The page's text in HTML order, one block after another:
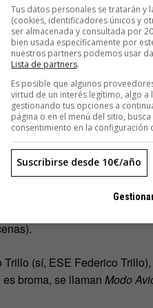
vuelven a encarnar
el Palacio de Deportes de
el camino abierto por los
las vacaciones en
ysigarritocanalla, Emidio
del Rey por el Real
calle Génova aparece en
Díaz-Ferrán (sí, ESE
(sí, ESE Federico
broma, se llaman Modo
Tus datos personales se tratarán y
(cookies, identificadores únicos y
ser almacenada y consultada por
bien usada específicamente por
nuestros partners podemos usar
Lista de partners.
Es posible que algunos
virtud de un interés legítimo, algo
gestionando tus opciones a
página o en el menú del sitio,
consentimiento en la configuración
Suscribirse desde 10€/año